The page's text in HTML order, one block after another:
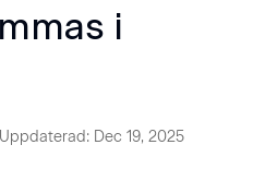
i
Uppdaterad: Dec 19, 2025